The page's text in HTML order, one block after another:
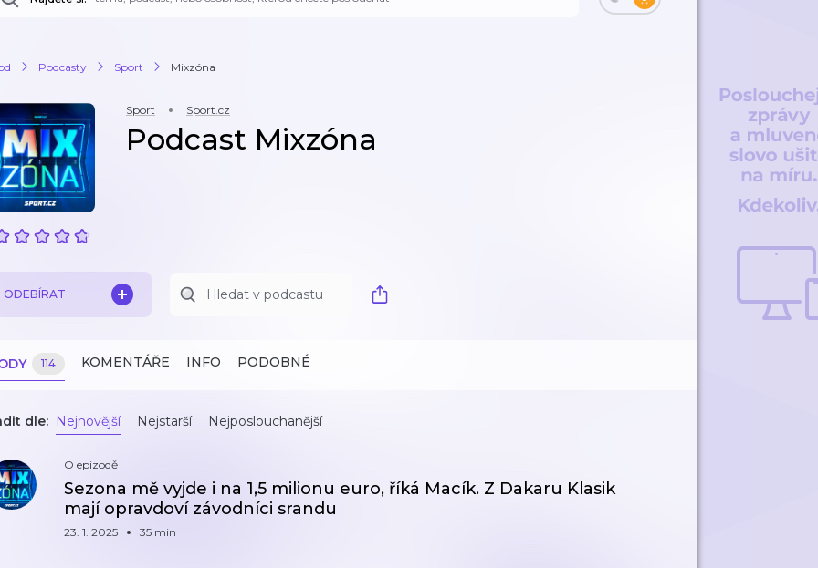
Podcasty Sport Mixzóna
Sport Sport.cz
Podcast Mixzóna
ODEBÍRAT
114 KOMENTÁŘE INFO PODOBNÉ
dle: Nejnovější Nejstarší Nejposlouchanější
O epizodě
Sezona mě vyjde i na 1,5 milionu euro, říká Macík. Z Dakaru Klasik
mají opravdoví závodníci srandu
23. 1. 2025 35 min